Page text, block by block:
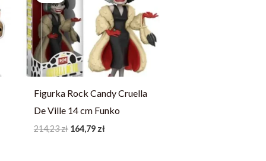
Figurka Rock Candy Cruella
De Ville 14 cm Funko
214,23zł
214,23 zł.
164,79 zł
164,79 zł.